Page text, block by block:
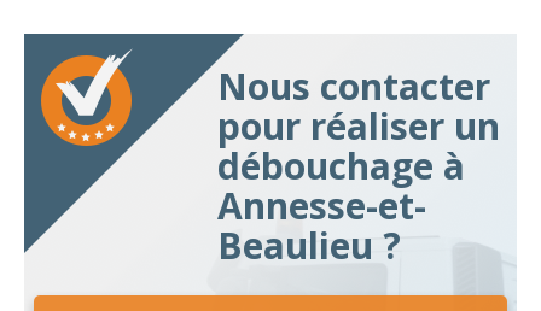
Nous contacter
pour réaliser un
débouchage à
Annesse-et-
Beaulieu ?